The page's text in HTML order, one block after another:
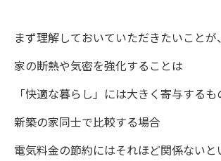
まず理解しておいていただきたいことが、
家の断熱や気密を強化することは
「快適な暮らし」には大きく寄与するも
新築の家同士で比較する場合
電気料金の節約にはそれほど関係ないと